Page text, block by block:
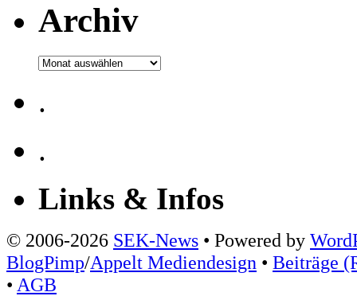
Archiv
Archiv
.
.
Links & Infos
© 2006-2026 SEK-News • Powered by
BlogPimp/Appelt Mediendesign • Beiträge
• AGB